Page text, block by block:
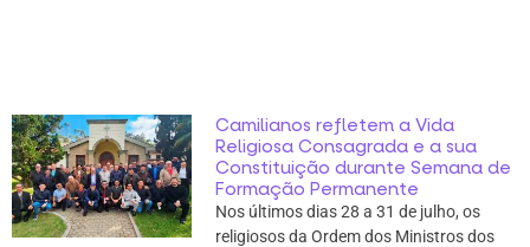
Camilianos refletem a Vida
Religiosa Consagrada e a sua
Constituição durante Semana de
Formação Permanente
Nos últimos dias 28 a 31 de julho, os
religiosos da Ordem dos Ministros dos